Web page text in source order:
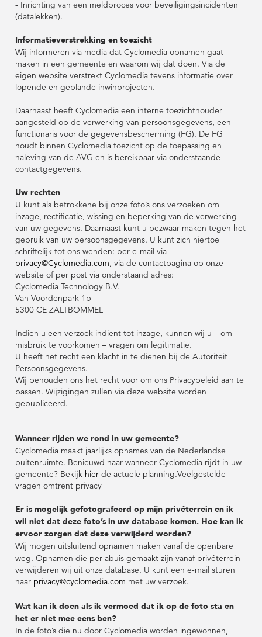
- Inrichting van een meldproces voor beveiligingsincidenten
(datalekken).
Informatieverstrekking en toezicht
Wij informeren via media dat Cyclomedia opnamen gaat
maken in een gemeente en waarom wij dat doen. Via de
eigen website verstrekt Cyclomedia tevens informatie over
lopende en geplande inwinprojecten.
Daarnaast heeft Cyclomedia een interne toezichthouder
aangesteld op de verwerking van persoonsgegevens, een
functionaris voor de gegevensbescherming (FG). De FG
houdt binnen Cyclomedia toezicht op de toepassing en
naleving van de AVG en is bereikbaar via onderstaande
contactgegevens.
Uw rechten
U kunt als betrokkene bij onze foto’s ons verzoeken om
inzage, rectificatie, wissing en beperking van de verwerking
van uw gegevens. Daarnaast kunt u bezwaar maken tegen het
gebruik van uw persoonsgegevens. U kunt zich hiertoe
schriftelijk tot ons wenden: per e-mail via
privacy@Cyclomedia.com, via de contactpagina op onze
website of per post via onderstaand adres:
Cyclomedia Technology B.V.
Van Voordenpark 1b
5300 CE ZALTBOMMEL
Indien u een verzoek indient tot inzage, kunnen wij u – om
misbruik te voorkomen – vragen om legitimatie.
U heeft het recht een klacht in te dienen bij de Autoriteit
Persoonsgegevens.
Wij behouden ons het recht voor om ons Privacybeleid aan te
passen. Wijzigingen zullen via deze website worden
gepubliceerd.
Wanneer rijden we rond in uw gemeente?
Cyclomedia maakt jaarlijks opnames van de Nederlandse
buitenruimte. Benieuwd naar wanneer Cyclomedia rijdt in uw
gemeente? Bekijk hierde actuele planning.Veelgestelde
vragen omtrent privacy
Er is mogelijk gefotografeerd op mijn privéterrein en ik
wil niet dat deze foto’s in uw database komen. Hoe kan ik
ervoor zorgen dat deze verwijderd worden?
Wij mogen uitsluitend opnamen maken vanaf de openbare
weg. Opnamen die per abuis gemaakt zijn vanaf privéterrein
verwijderen wij uit onze database. U kunt een e-mail sturen
naar privacy@cyclomedia.com met uw verzoek.
Wat kan ik doen als ik vermoed dat ik op de foto sta en
het er niet mee eens ben?
In de foto’s die nu door Cyclomedia worden ingewonnen,